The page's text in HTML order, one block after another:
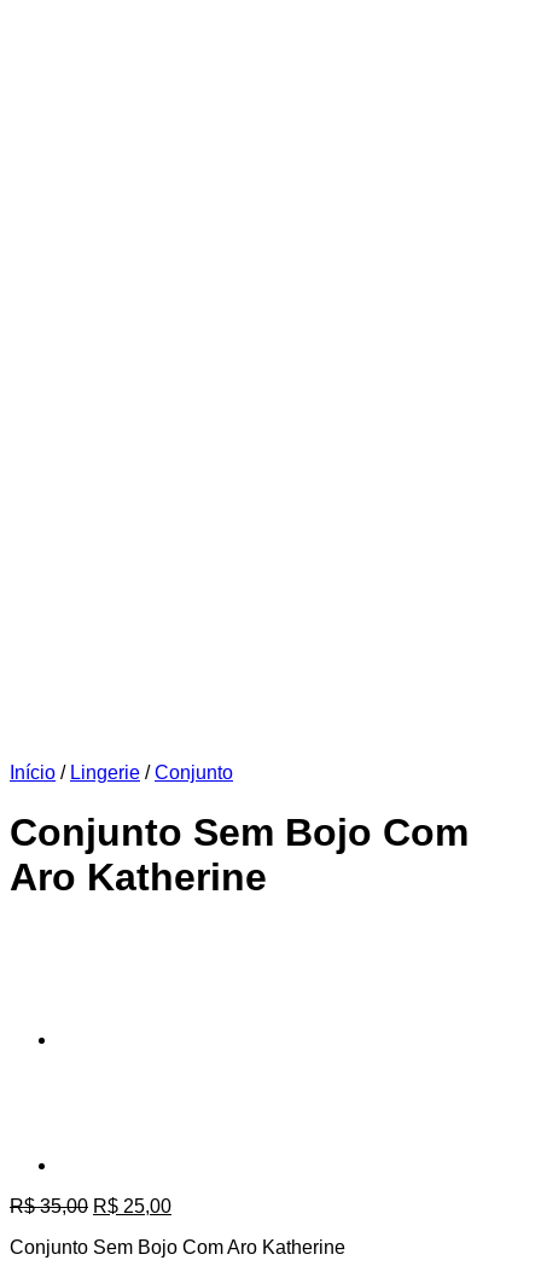
Início / Lingerie / Conjunto
Conjunto Sem Bojo Com
Aro Katherine
R$35,00 O
original
R$ 25,00O
atual
Conjunto Sem Bojo Com Aro Katherine